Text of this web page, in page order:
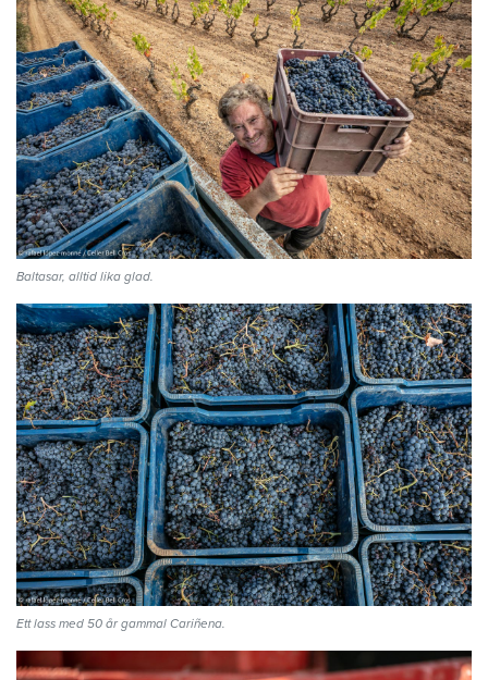
Baltasar, alltid lika glad.
Ett lass med 50 år gammal Cariñena.